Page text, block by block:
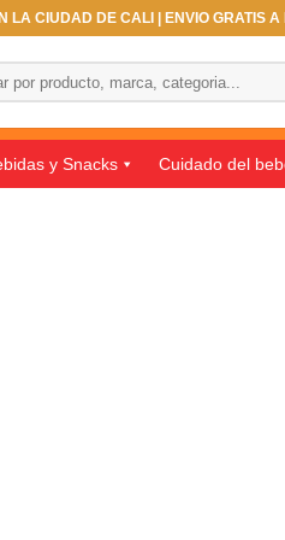
LA CIUDAD DE CALI | ENVIO GRATIS
y Snacks Cuidado del